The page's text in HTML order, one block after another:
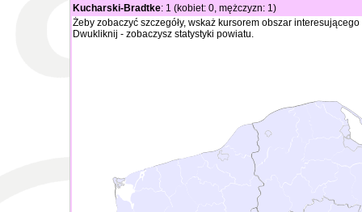
Kucharski-Bradtke: 1 (kobiet: 0, mężczyzn: 1)
Żeby zobaczyć szczegóły, wskaż kursorem obszar
Dwukliknij - zobaczysz statystyki powiatu.